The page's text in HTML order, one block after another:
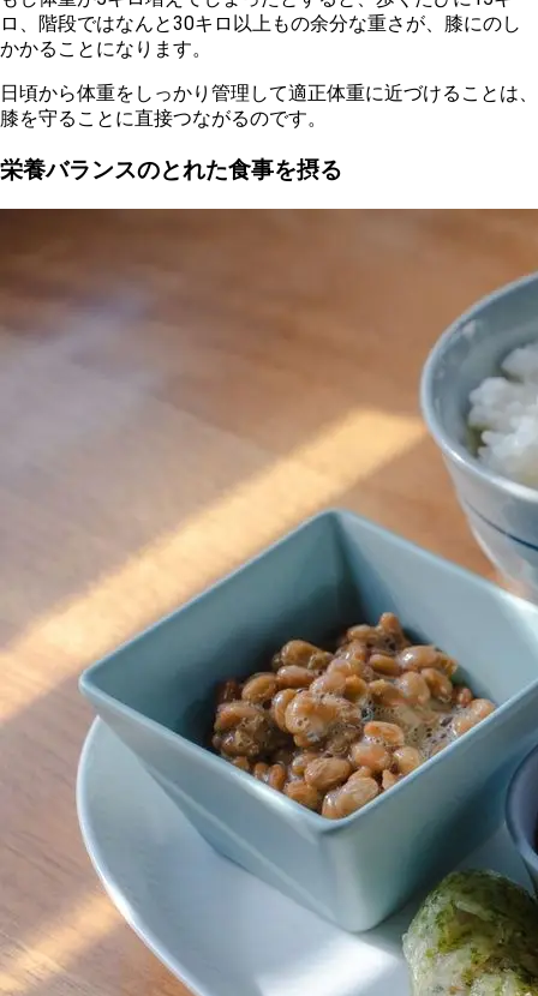
ロ、階段ではなんと30キロ以上もの余分な重さが、膝にのし
かかることになります。
日頃から体重をしっかり管理して適正体重に近づけることは、
膝を守ることに直接つながるのです。
栄養バランスのとれた食事を摂る